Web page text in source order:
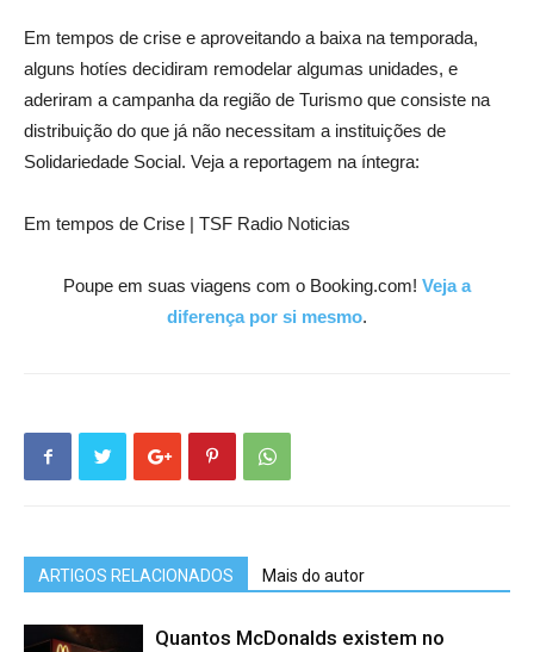
Em tempos de crise e aproveitando a baixa na temporada,
alguns hotíes decidiram remodelar algumas unidades, e
aderiram a campanha da região de Turismo que consiste na
distribuição do que já não necessitam a instituições de
Solidariedade Social. Veja a reportagem na íntegra:
Em tempos de Crise | TSF Radio Noticias
Poupe em suas viagens com o Booking.com! Veja a
diferença por si mesmo.
ARTIGOS RELACIONADOS Mais do autor
Quantos McDonalds existem no